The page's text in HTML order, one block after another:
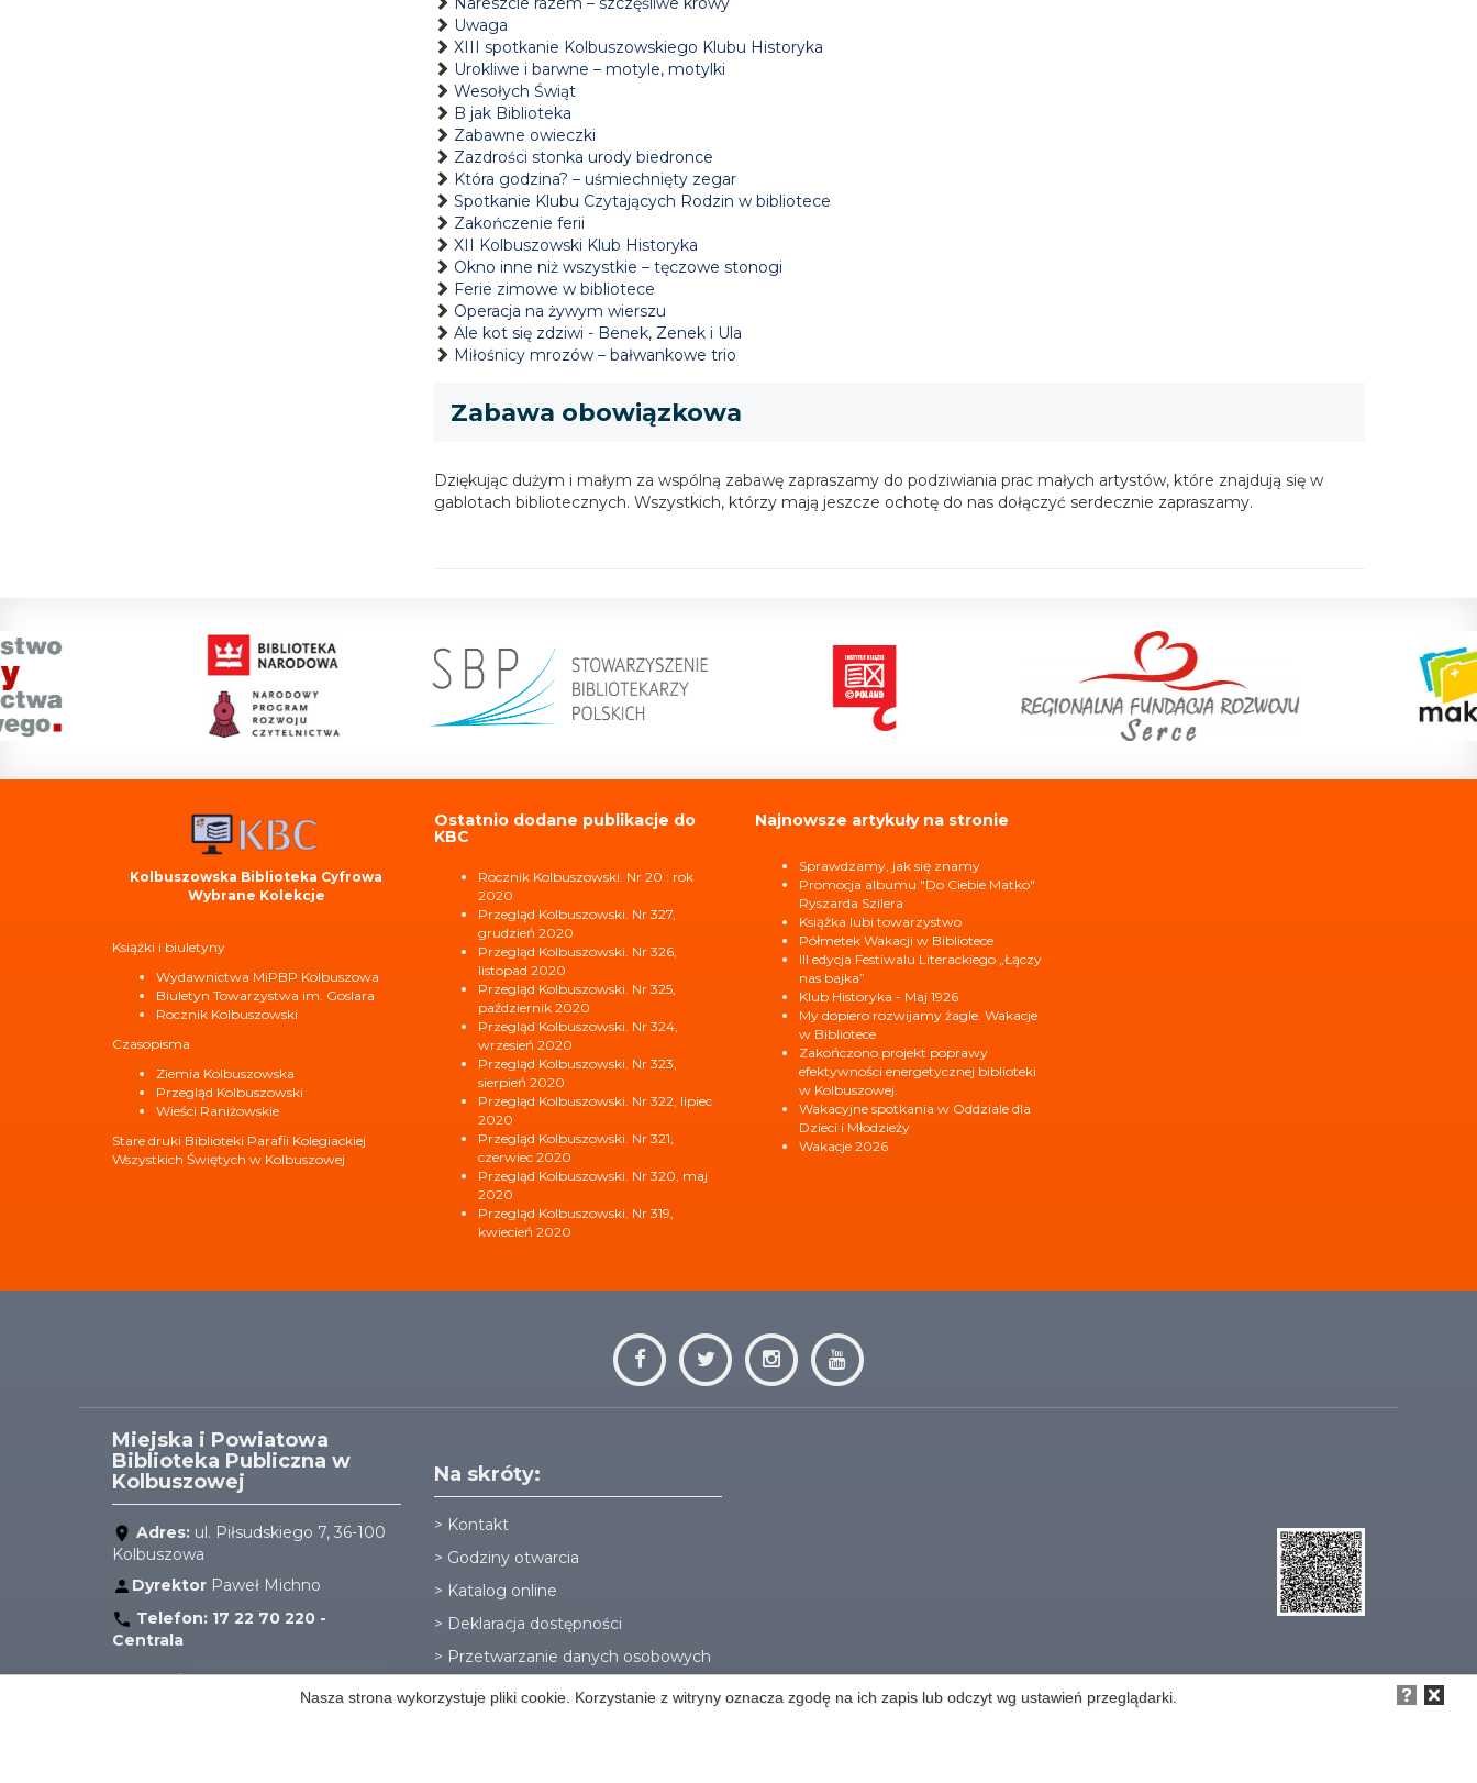
Uwaga
XIII spotkanie Kolbuszowskiego Klubu Historyka
Urokliwe i barwne – motyle, motylki
Wesołych Świąt
B jak Biblioteka
Zabawne owieczki
Zazdrości stonka urody biedronce
Która godzina? – uśmiechnięty zegar
Spotkanie Klubu Czytających Rodzin w bibliotece
Zakończenie ferii
XII Kolbuszowski Klub Historyka
Okno inne niż wszystkie – tęczowe stonogi
Ferie zimowe w bibliotece
Operacja na żywym wierszu
Ale kot się zdziwi - Benek, Zenek i Ula
Miłośnicy mrozów – bałwankowe trio
Zabawa obowiązkowa
Dziękując dużym i małym za wspólną zabawę zapraszamy do podziwiania prac małych artystów, które znajdują się w
gablotach bibliotecznych. Wszystkich, którzy mają jeszcze ochotę do nas dołączyć serdecznie zapraszamy.
Kolbuszowska Biblioteka Cyfrowa
Wybrane Kolekcje
Książki i biuletyny
Wydawnictwa MiPBP Kolbuszowa
Biuletyn Towarzystwa im. Goslara
Rocznik Kolbuszowski
Czasopisma
Ziemia Kolbuszowska
Przegląd Kolbuszowski
Wieści Raniżowskie
Stare druki Biblioteki Parafii Kolegiackiej
Wszystkich Świętych w Kolbuszowej
Ostatnio dodane publikacje do
KBC
Rocznik Kolbuszowski. Nr 20 : rok
2020
Przegląd Kolbuszowski. Nr 327,
grudzień 2020
Przegląd Kolbuszowski. Nr 326,
listopad 2020
Przegląd Kolbuszowski. Nr 325,
październik 2020
Przegląd Kolbuszowski. Nr 324,
wrzesień 2020
Przegląd Kolbuszowski. Nr 323,
sierpień 2020
Przegląd Kolbuszowski. Nr 322, lipiec
2020
Przegląd Kolbuszowski. Nr 321,
czerwiec 2020
Przegląd Kolbuszowski. Nr 320, maj
2020
Przegląd Kolbuszowski. Nr 319,
kwiecień 2020
Najnowsze artykuły na stronie
Sprawdzamy, jak się znamy
Promocja albumu "Do Ciebie Matko"
Ryszarda Szilera
Książka lubi towarzystwo
Półmetek Wakacji w Bibliotece
III edycja Festiwalu Literackiego „Łączy
nas bajka”
Klub Historyka - Maj 1926
My dopiero rozwijamy żagle. Wakacje
w Bibliotece
Zakończono projekt poprawy
efektywności energetycznej biblioteki
w Kolbuszowej.
Wakacyjne spotkania w Oddziale dla
Dzieci i Młodzieży
Wakacje 2026
Miejska i Powiatowa
Biblioteka Publiczna w
Kolbuszowej
Adres: ul. Piłsudskiego 7, 36-100
Kolbuszowa
Dyrektor Paweł Michno
Telefon: 17 22 70 220 -
Centrala
E-mail:
Na skróty:
> Kontakt
> Godziny otwarcia
> Katalog online
> Deklaracja dostępności
> Przetwarzanie danych osobowych
Nasza strona wykorzystuje pliki cookie. Korzystanie z witryny oznacza zgodę na ich zapis lub odczyt wg ustawień przeglądarki.